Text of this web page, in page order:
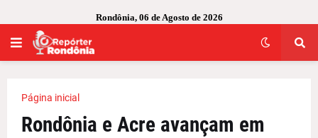
Rondônia, 06 de Agosto de 2026
Página inicial
Rondônia e Acre avançam em